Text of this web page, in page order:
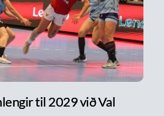
til 2029 við Val